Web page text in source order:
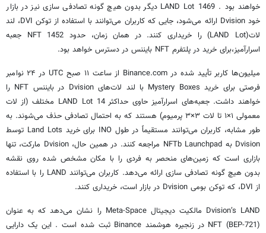
خواهند بود . 1469 LAND Lot دیگر بدون هیچ گونه تصادفی سازی نیز در بازار
خود Dvision ارائه می‌شود، جایی که کاربران می‌توانند با استفاده از توکن DVI، لند
لات(LAND Lot) را خریداری کنند. در همان زمان، حدود 1452 NFT جعبه
اسرارآمیز،برای خرید در پلتفرم NFT بایننس در دسترس خواهد بود.
میلیون‌ها کاربر تأیید شده در Binance.com از ساعت ۱۱ صبح UTC در ۲۴ نوامبر
فرصتی برای خرید Mystery Boxes با لند لات‌های Dvision در بایننس NFT را
خواهند داشت. جعبه‌های اسرارآمیز حاوی حداکثر 14 LAND Lot مختلف (از لات
معمولی ۱×۱ تا لات ۳×۳ پرمیوم) هستند که به احتمال تصادفی حذف می‌شوند. به
طور مشابه، کاربران می‌توانند مستقیماً در طول INO برای خرید Land Lots توسط
Dvision به NFTb Launchpad مراجعه کنند. در همین حال، Dvision مارکت، تنها
بازاری است که زمین‌های منحصر به فردی را با مکان مشخص شده روی نقشه
بدون هیچ گونه تصادفی سازی ارائه می‌دهد. کاربران می‌توانند LAND را با استفاده
از DVI، که توکن بومی Dvision در بازار است، خریداری کنند.
Dvision’s LAND مالکیت دیجیتال Meta-Space را نشان می‌دهد که به عنوان
NFT (BEP-721) در زنجیره هوشمند Binance ثبت شده است . این یک دارایی